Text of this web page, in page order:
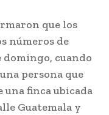
que los
números de
domingo, cuando
persona que
finca ubicada
Guatemala y